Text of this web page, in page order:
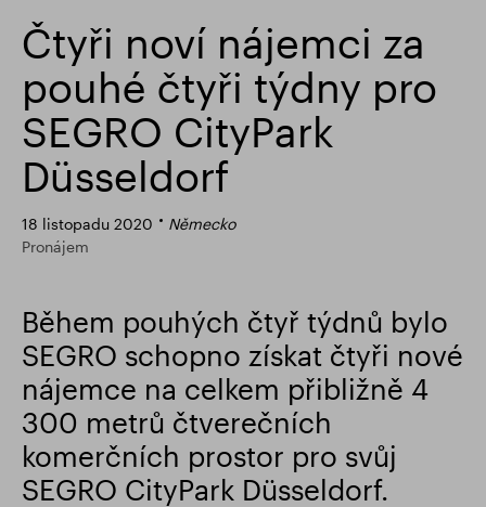
search
Populární vyhledávání
Zodpovědné SEGRO
Slough obchodní nemovitost
Chytrý park
Čtyři noví nájemci za
pouhé čtyři týdny pro
SEGRO CityPark
Düsseldorf
18 listopadu 2020
Německo
Pronájem
Během pouhých čtyř týdnů bylo
SEGRO schopno získat čtyři nové
nájemce na celkem přibližně 4
300 metrů čtverečních
komerčních prostor pro svůj
SEGRO CityPark Düsseldorf.